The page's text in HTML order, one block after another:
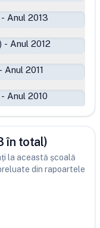
- Anul 2013
- Anul 2012
- Anul 2011
- Anul 2010
în total)
la această școală
din rapoartele